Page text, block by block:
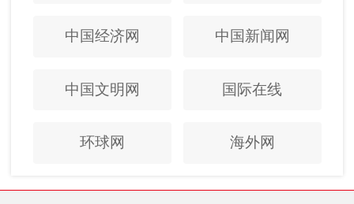
中国经济网 中国新闻网
中国文明网 国际在线
环球网 海外网